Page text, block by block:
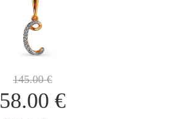
145.00€
58.00 €